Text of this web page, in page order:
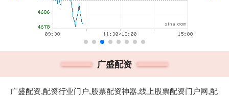
广盛配资
广盛配资,配资行业门户,股票配资神器,线上股票配资门户网,配